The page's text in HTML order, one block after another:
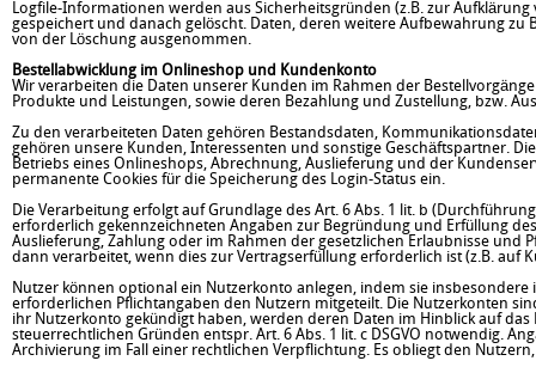
Logfile-Informationen werden aus Sicherheitsgründen (z.B. zur
gespeichert und danach gelöscht. Daten, deren weitere Aufbewahrung
von der Löschung ausgenommen.
Bestellabwicklung im Onlineshop und Kundenkonto
Wir verarbeiten die Daten unserer Kunden im Rahmen der
Produkte und Leistungen, sowie deren Bezahlung und Zustellung, bzw.
Zu den verarbeiteten Daten gehören Bestandsdaten,
gehören unsere Kunden, Interessenten und sonstige Geschäftspartner.
Betriebs eines Onlineshops, Abrechnung, Auslieferung und der
permanente Cookies für die Speicherung des Login-Status ein.
Die Verarbeitung erfolgt auf Grundlage des Art. 6 Abs. 1 lit. b
erforderlich gekennzeichneten Angaben zur Begründung und Erfüllung
Auslieferung, Zahlung oder im Rahmen der gesetzlichen Erlaubnisse
dann verarbeitet, wenn dies zur Vertragserfüllung erforderlich ist (z.B. auf
Nutzer können optional ein Nutzerkonto anlegen, indem sie
erforderlichen Pflichtangaben den Nutzern mitgeteilt. Die Nutzerkonten
ihr Nutzerkonto gekündigt haben, werden deren Daten im Hinblick auf
steuerrechtlichen Gründen entspr. Art. 6 Abs. 1 lit. c DSGVO notwendig.
Archivierung im Fall einer rechtlichen Verpflichtung. Es obliegt den